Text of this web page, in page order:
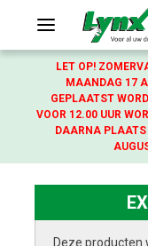
LET OP!
MAANDAG 17
GEPLAATST
VOOR 12.00 UUR
DAARNA PLAATS
Deze producten